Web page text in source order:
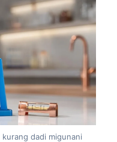
dadi migunani